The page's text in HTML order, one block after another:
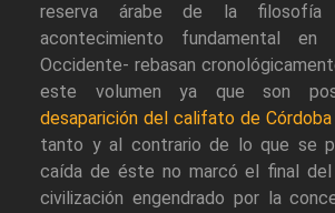
reserva árabe de la filosofía
acontecimiento fundamental
Occidente- rebasan
este volumen ya que son
desaparición del califato de Córdoba
tanto y al contrario de lo que se
caída de éste no marcó el final del
civilización engendrado por la